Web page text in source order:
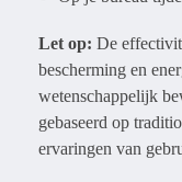
Let op: De
bescherming en
wetenschappelijk
gebaseerd op
ervaringen van